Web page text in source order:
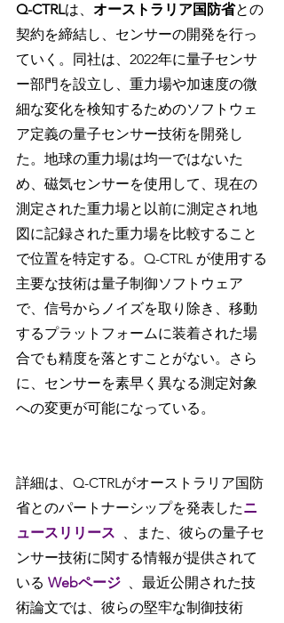
Q-CTRLは、 オーストラリア国防省との
契約を締結し、センサーの開発を行っ
ていく。同社は、2022年に量子センサ
ー部門を設立し、重力場や加速度の微
細な変化を検知するためのソフトウェ
ア定義の量子センサー技術を開発し
た。地球の重力場は均一ではないた
め、磁気センサーを使用して、現在の
測定された重力場と以前に測定され地
図に記録された重力場を比較すること
で位置を特定する。Q-CTRL が使用する
主要な技術は量子制御ソフトウェア
で、信号からノイズを取り除き、移動
するプラットフォームに装着された場
合でも精度を落とすことがない。さら
に、センサーを素早く異なる測定対象
への変更が可能になっている。
詳細は、Q-CTRLがオーストラリア国防
省とのパートナーシップを発表したニ
ュースリリース 、また、彼らの量子セ
ンサー技術に関する情報が提供されて
いる Webページ 、最近公開された技
術論文では、彼らの堅牢な制御技術